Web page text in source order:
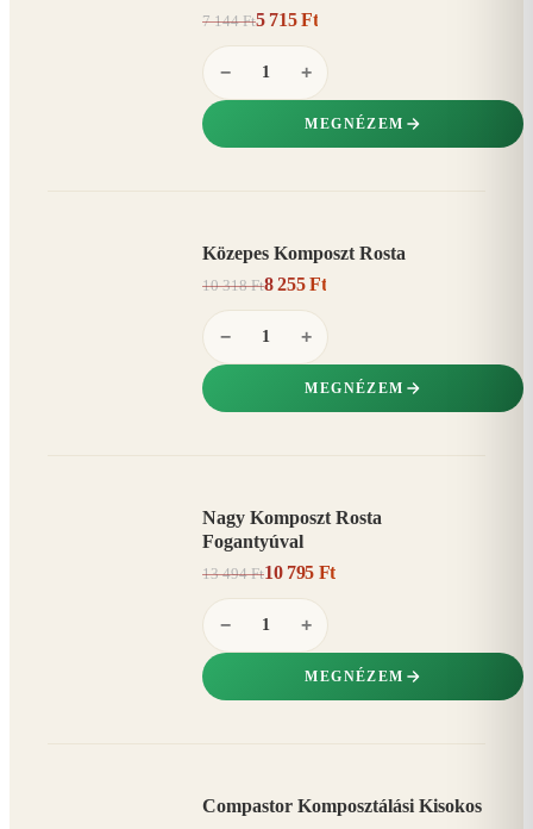
7 144 Ft5 715 Ft
− +
MEGNÉZEM
Közepes Komposzt Rosta
10 318 Ft8 255 Ft
− +
MEGNÉZEM
Nagy Komposzt Rosta
Fogantyúval
13 494 Ft10 795 Ft
− +
MEGNÉZEM
Compastor Komposztálási Kisokos